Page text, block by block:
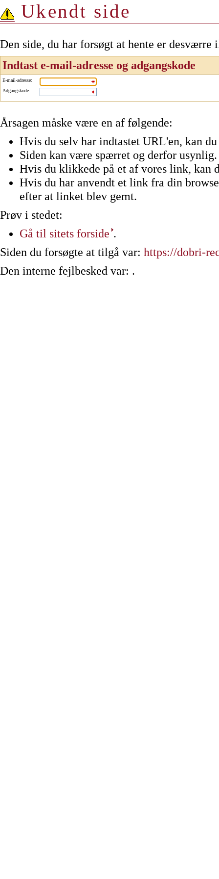
Ukendt side
Den side, du har forsøgt at hente er
Indtast e-mail-adresse og adgangskode
E-mail-adresse:
Adgangskode:
Årsagen måske være en af følgende:
Hvis du selv har indtastet URL'en, kan
Siden kan være spærret og derfor usynlig.
Hvis du klikkede på et af vores link, kan
Hvis du har anvendt et link fra din
efter at linket blev gemt.
Prøv i stedet:
Gå til sitets forside .
Siden du forsøgte at tilgå var: https://dobri-
Den interne fejlbesked var: .